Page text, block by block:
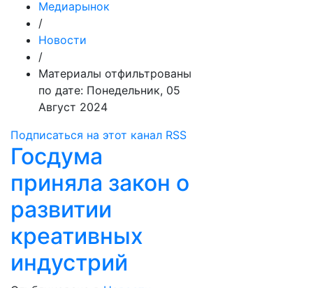
Медиарынок
/
Новости
/
Материалы отфильтрованы
по дате: Понедельник, 05
Август 2024
Подписаться на этот канал RSS
Госдума
приняла закон о
развитии
креативных
индустрий